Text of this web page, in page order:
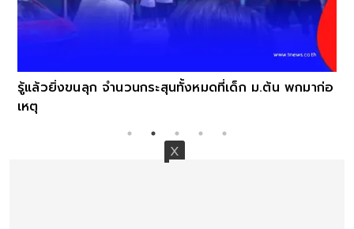
รู้แล้วยิ่งขนลุก จำนวนกระสุนทั้งหมดที่เด็ก ม.ต้น พกมาก่อ
เหตุ